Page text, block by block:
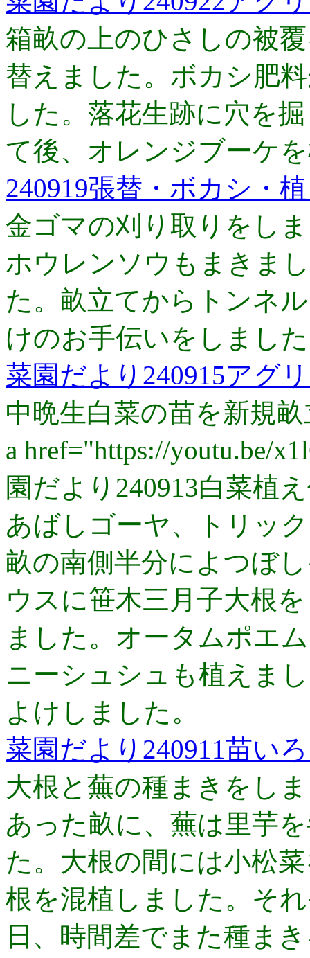
箱畝の上のひさしの被
替えました。ボカシ肥
した。落花生跡に穴を
て後、オレンジブーケ
240919張替・ボカシ・
金ゴマの刈り取りをし
ホウレンソウもまきま
た。畝立てからトンネ
けのお手伝いをしまし
菜園だより240915アグ
中晩生白菜の苗を新規
a href="https://youtu.be/
園だより240913白菜植
あばしゴーヤ、トリッ
畝の南側半分によつぼ
ウスに笹木三月子大根
ました。オータムポエ
ニーシュシュも植えま
よけしました。
菜園だより240911苗い
大根と蕪の種まきをし
あった畝に、蕪は里芋
た。大根の間には小松
根を混植しました。そ
日、時間差でまた種ま